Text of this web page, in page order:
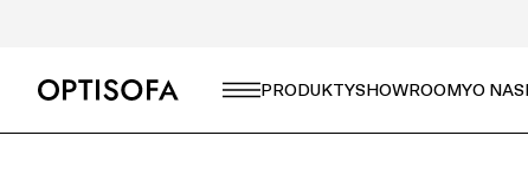
PRODUKTYSHOWROOMYO NAS